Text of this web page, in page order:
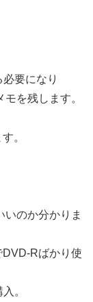
要になり
を残します。
。
いのか分かりま
Rばかり使
。